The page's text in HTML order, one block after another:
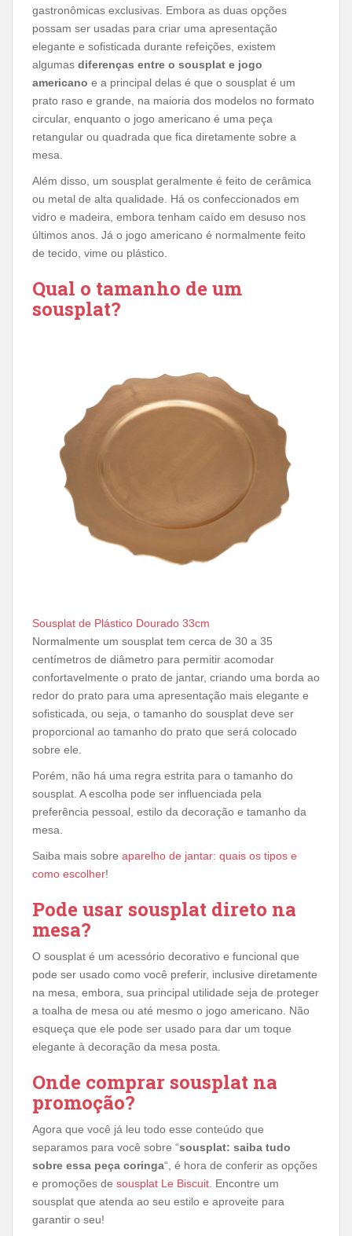
gastronômicas exclusivas. Embora as duas opções
possam ser usadas para criar uma apresentação
elegante e sofisticada durante refeições, existem
algumas diferenças entre o sousplat e jogo
americano e a principal delas é que o sousplat é um
prato raso e grande, na maioria dos modelos no formato
circular, enquanto o jogo americano é uma peça
retangular ou quadrada que fica diretamente sobre a
mesa.
Além disso, um sousplat geralmente é feito de cerâmica
ou metal de alta qualidade. Há os confeccionados em
vidro e madeira, embora tenham caído em desuso nos
últimos anos. Já o jogo americano é normalmente feito
de tecido, vime ou plástico.
Qual o tamanho de um
sousplat?
Sousplat de Plástico Dourado 33cm
Normalmente um sousplat tem cerca de 30 a 35
centímetros de diâmetro para permitir acomodar
confortavelmente o prato de jantar, criando uma borda ao
redor do prato para uma apresentação mais elegante e
sofisticada, ou seja, o tamanho do sousplat deve ser
proporcional ao tamanho do prato que será colocado
sobre ele.
Porém, não há uma regra estrita para o tamanho do
sousplat. A escolha pode ser influenciada pela
preferência pessoal, estilo da decoração e tamanho da
mesa.
Saiba mais sobre aparelho de jantar: quais os tipos e
como escolher!
Pode usar sousplat direto na
mesa?
O sousplat é um acessório decorativo e funcional que
pode ser usado como você preferir, inclusive diretamente
na mesa, embora, sua principal utilidade seja de proteger
a toalha de mesa ou até mesmo o jogo americano. Não
esqueça que ele pode ser usado para dar um toque
elegante à decoração da mesa posta.
Onde comprar sousplat na
promoção?
Agora que você já leu todo esse conteúdo que
separamos para você sobre “sousplat: saiba tudo
sobre essa peça coringa“, é hora de conferir as opções
e promoções de sousplat Le Biscuit. Encontre um
sousplat que atenda ao seu estilo e aproveite para
garantir o seu!